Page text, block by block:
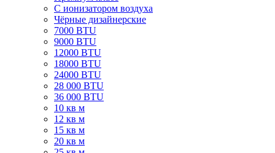
C ионизатором воздуха
Чёрные дизайнерские
7000 BTU
9000 BTU
12000 BTU
18000 BTU
24000 BTU
28 000 BTU
36 000 BTU
10 кв м
12 кв м
15 кв м
20 кв м